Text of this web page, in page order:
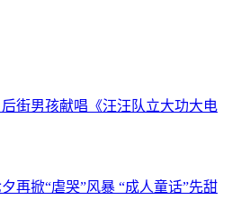
街男孩献唱《汪汪队立大功大电
再掀“虐哭”风暴 “成人童话”先甜